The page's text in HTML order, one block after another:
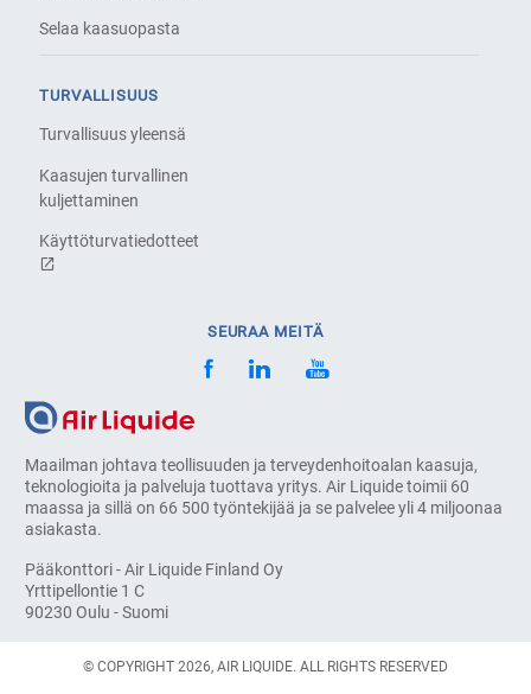
Maailman johtava teollisuuden ja terveydenhoitoalan kaasuja,
teknologioita ja palveluja tuottava yritys. Air Liquide toimii 60
maassa ja sillä on 66 500 työntekijää ja se palvelee yli 4 miljoonaa
asiakasta.
Pääkonttori - Air Liquide Finland Oy
Yrttipellontie 1 C
90230 Oulu - Suomi
Selaa kaasuopasta
TURVALLISUUS
Turvallisuus yleensä
Kaasujen turvallinen
kuljettaminen
Käyttöturvatiedotteet
SEURAA MEITÄ
© COPYRIGHT 2026, AIR LIQUIDE. ALL RIGHTS RESERVED